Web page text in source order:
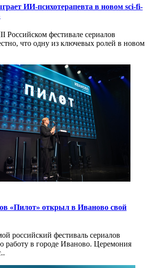
ИИ-психотерапевта в новом sci-fi-
фестивале сериалов
что одну из ключевых ролей в новом
«Пилот» открыл в Иваново свой
фестиваль сериалов
работу в городе Иваново. Церемония